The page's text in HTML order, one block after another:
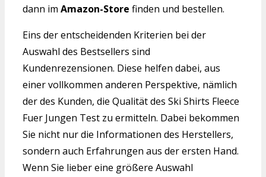
dann im Amazon-Store finden und bestellen.
Eins der entscheidenden Kriterien bei der
Auswahl des Bestsellers sind
Kundenrezensionen. Diese helfen dabei, aus
einer vollkommen anderen Perspektive, nämlich
der des Kunden, die Qualität des Ski Shirts Fleece
Fuer Jungen Test zu ermitteln. Dabei bekommen
Sie nicht nur die Informationen des Herstellers,
sondern auch Erfahrungen aus der ersten Hand.
Wenn Sie lieber eine größere Auswahl